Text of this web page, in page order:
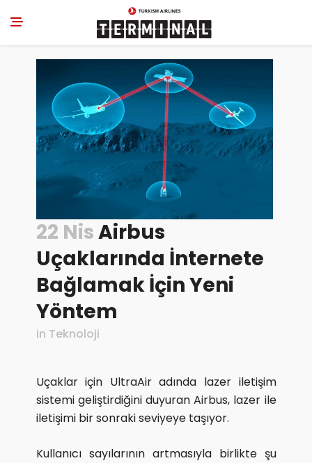
22 NisAirbus
Uçaklarında İnternete
Bağlamak İçin Yeni
Yöntem
in Teknoloji
Uçaklar için UltraAir adında lazer iletişim
sistemi geliştirdiğini duyuran Airbus, lazer ile
iletişimi bir sonraki seviyeye taşıyor.
Kullanıcı sayılarının artmasıyla birlikte şu